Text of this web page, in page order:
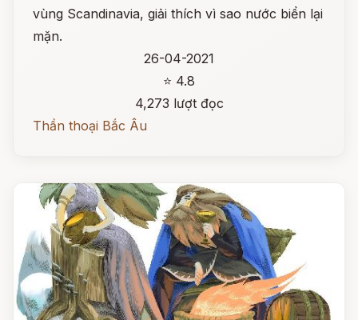
vùng Scandinavia, giải thích vì sao nước biển lại
mặn.
26-04-2021
⭐ 4.8
4,273 lượt đọc
Thần thoại Bắc Âu